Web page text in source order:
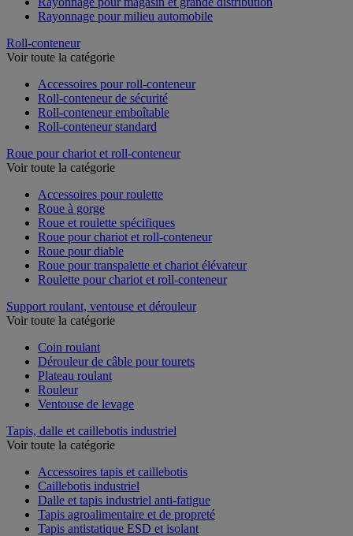
Rayonnage pour milieu automobile
Roll-conteneur
Voir toute la catégorie
Accessoires pour roll-conteneur
Roll-conteneur de sécurité
Roll-conteneur emboîtable
Roll-conteneur standard
Roue pour chariot et roll-conteneur
Voir toute la catégorie
Accessoires pour roulette
Roue à gorge
Roue et roulette spécifiques
Roue pour chariot et roll-conteneur
Roue pour diable
Roue pour transpalette et chariot élévateur
Roulette pour chariot et roll-conteneur
Support roulant, ventouse et dérouleur
Voir toute la catégorie
Coin roulant
Dérouleur de câble pour tourets
Plateau roulant
Rouleur
Ventouse de levage
Tapis, dalle et caillebotis industriel
Voir toute la catégorie
Accessoires tapis et caillebotis
Caillebotis industriel
Dalle et tapis industriel anti-fatigue
Tapis agroalimentaire et de propreté
Tapis antistatique ESD et isolant